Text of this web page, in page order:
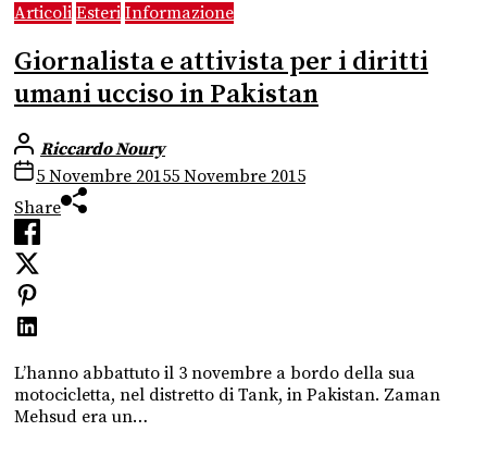
Articoli Esteri Informazione
Giornalista e attivista per i diritti
umani ucciso in Pakistan
Riccardo Noury
5 Novembre 20155 Novembre 2015
Share
L’hanno abbattuto il 3 novembre a bordo della sua
motocicletta, nel distretto di Tank, in Pakistan. Zaman
Mehsud era un…